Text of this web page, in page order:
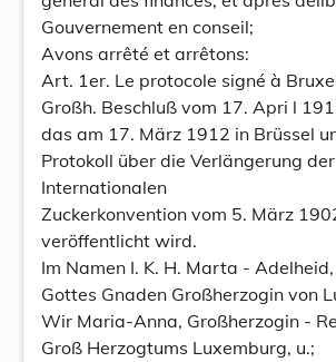
Gouvernement en conseil;
Avons arrêté et arrêtons:
Art. 1er. Le protocole signé à
Großh. Beschluß vom 17. Apri l
das am 17. März 1912 in Brüssel
Protokoll über die Verlängerung der
Internationalen
Zuckerkonvention vom 5. März
veröffentlicht wird.
Im Namen I. K. H. Marta -
Gottes Gnaden Großherzogin von
Wir Maria-Anna, Großherzogin -
Groß Herzogtums Luxemburg, u.;